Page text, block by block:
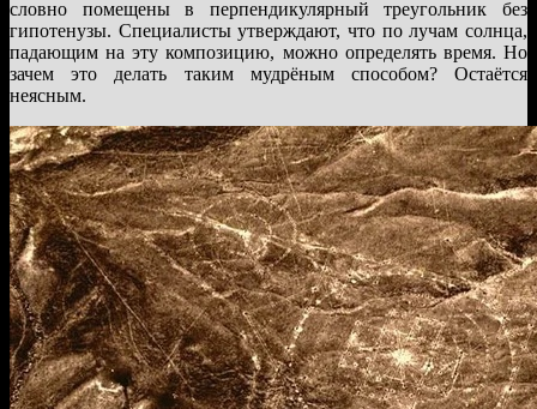
словно помещены в перпендикулярный треугольник без
гипотенузы. Специалисты утверждают, что по лучам солнца,
падающим на эту композицию, можно определять время. Но
зачем это делать таким мудрёным способом? Остаётся
неясным.